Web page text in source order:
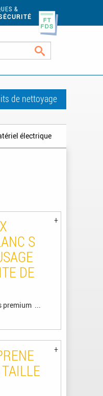
&
de nettoyage
électrique
S
DE
premium ...